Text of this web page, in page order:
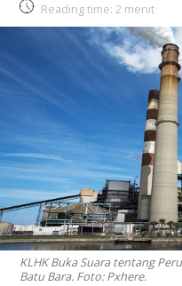
Reading time: 2 menit
KLHK Buka Suara tentang
Batu Bara. Foto: Pxhere.